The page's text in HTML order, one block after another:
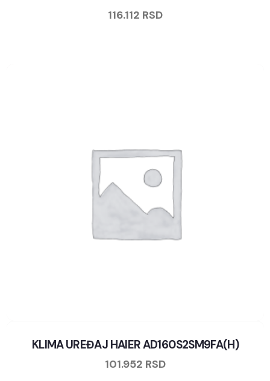
116.112 RSD
KLIMA UREĐAJ HAIER AD160S2SM9FA(H)
101.952 RSD